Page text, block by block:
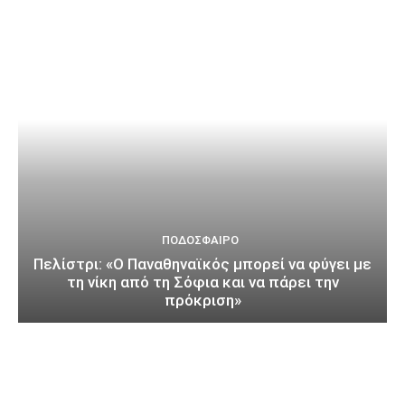
ΠΟΔΌΣΦΑΙΡΟ
Πελίστρι: «Ο Παναθηναϊκός μπορεί να φύγει με
τη νίκη από τη Σόφια και να πάρει την
πρόκριση»